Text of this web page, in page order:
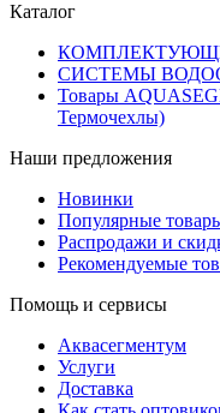
Каталог
СИСТЕМЫ
Товары
Термочехлы)
Наши предложения
Новинки
Популярные
Распродажи и
Рекомендуемые
Помощь и сервисы
Аквасегментум
Услуги
Доставка